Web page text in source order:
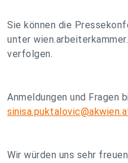
Sie können die
unter
verfolgen.
Anmeldungen und Fragen
Wir würden uns sehr